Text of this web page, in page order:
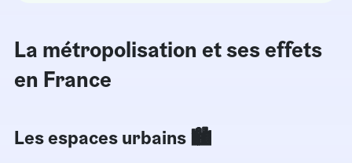
La métropolisation et ses effets
en France
Les espaces urbains 🏙